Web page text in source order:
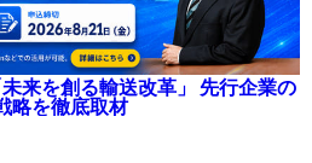
来を創る輸送改革」 先行企業の
略を徹底取材